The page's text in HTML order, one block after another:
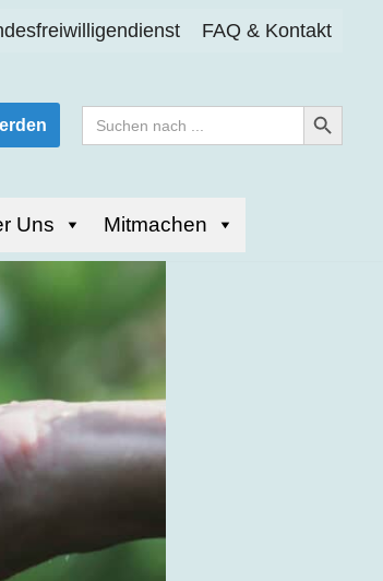
FAQ & Kontakt
Search
for:
Search Button
Uns Mitmachen